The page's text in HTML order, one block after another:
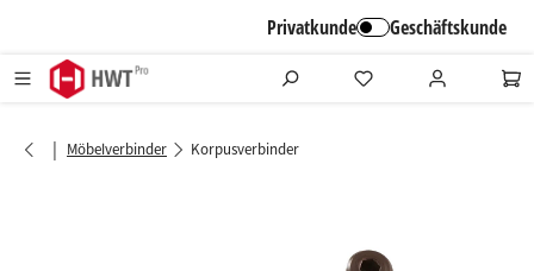
Privatkunde Geschäftskunde
| Möbelverbinder Korpusverbinder